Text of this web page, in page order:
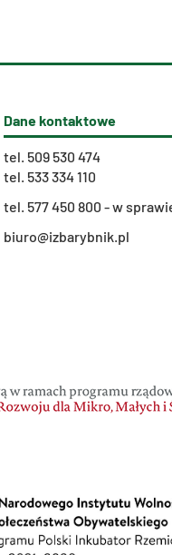
Dane kontaktowe
tel. 509 530 474
tel. 533 334 110
tel. 577 450 800 - w
biuro@izbarybnik.pl